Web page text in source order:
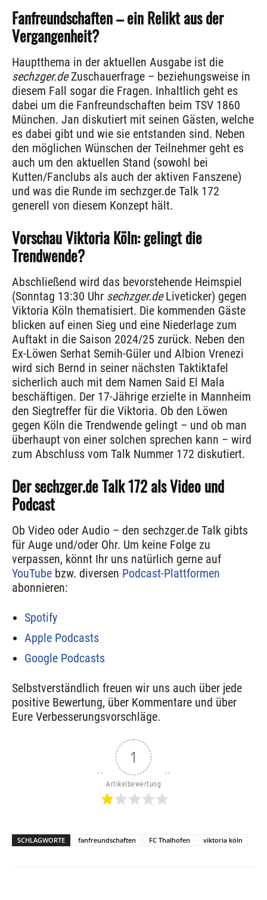
Fanfreundschaften – ein Relikt aus der
Vergangenheit?
Hauptthema in der aktuellen Ausgabe ist die
sechzger.deZuschauerfrage – beziehungsweise in
diesem Fall sogar die Fragen. Inhaltlich geht es
dabei um die Fanfreundschaften beim TSV 1860
München. Jan diskutiert mit seinen Gästen, welche
es dabei gibt und wie sie entstanden sind. Neben
den möglichen Wünschen der Teilnehmer geht es
auch um den aktuellen Stand (sowohl bei
Kutten/Fanclubs als auch der aktiven Fanszene)
und was die Runde im sechzger.de Talk 172
generell von diesem Konzept hält.
Vorschau Viktoria Köln: gelingt die
Trendwende?
Abschließend wird das bevorstehende Heimspiel
(Sonntag 13:30 Uhr sechzger.deLiveticker) gegen
Viktoria Köln thematisiert. Die kommenden Gäste
blicken auf einen Sieg und eine Niederlage zum
Auftakt in die Saison 2024/25 zurück. Neben den
Ex-Löwen Serhat Semih-Güler und Albion Vrenezi
wird sich Bernd in seiner nächsten Taktiktafel
sicherlich auch mit dem Namen Said El Mala
beschäftigen. Der 17-Jährige erzielte in Mannheim
den Siegtreffer für die Viktoria. Ob den Löwen
gegen Köln die Trendwende gelingt – und ob man
überhaupt von einer solchen sprechen kann – wird
zum Abschluss vom Talk Nummer 172 diskutiert.
Der sechzger.de Talk 172 als Video und
Podcast
Ob Video oder Audio – den sechzger.de Talk gibts
für Auge und/oder Ohr. Um keine Folge zu
verpassen, könnt Ihr uns natürlich gerne auf
YouTube bzw. diversen Podcast-Plattformen
abonnieren:
Spotify
Apple Podcasts
Google Podcasts
Selbstverständlich freuen wir uns auch über jede
positive Bewertung, über Kommentare und über
Eure Verbesserungsvorschläge.
1
Artikelbewertung
SCHLAGWORTE fanfreundschaften FC Thalhofen viktoria köln